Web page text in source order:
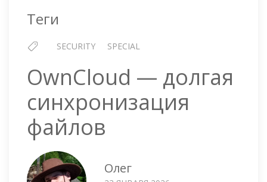
Теги
SECURITY SPECIAL
OwnCloud — долгая
синхронизация
файлов
Олег